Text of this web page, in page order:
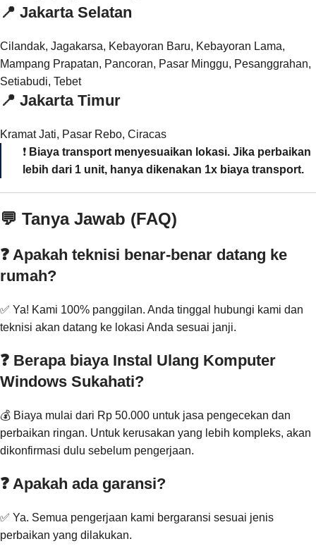
📍 Jakarta Selatan
Cilandak, Jagakarsa, Kebayoran Baru, Kebayoran Lama,
Mampang Prapatan, Pancoran, Pasar Minggu, Pesanggrahan,
Setiabudi, Tebet
📍 Jakarta Timur
Kramat Jati, Pasar Rebo, Ciracas
❗ Biaya transport menyesuaikan lokasi. Jika perbaikan
lebih dari 1 unit, hanya dikenakan 1x biaya transport.
💬 Tanya Jawab (FAQ)
❓ Apakah teknisi benar-benar datang ke
rumah?
✅ Ya! Kami 100% panggilan. Anda tinggal hubungi kami dan
teknisi akan datang ke lokasi Anda sesuai janji.
❓ Berapa biaya Instal Ulang Komputer
Windows Sukahati?
💰 Biaya mulai dari Rp 50.000 untuk jasa pengecekan dan
perbaikan ringan. Untuk kerusakan yang lebih kompleks, akan
dikonfirmasi dulu sebelum pengerjaan.
❓ Apakah ada garansi?
✅ Ya. Semua pengerjaan kami bergaransi sesuai jenis
perbaikan yang dilakukan.